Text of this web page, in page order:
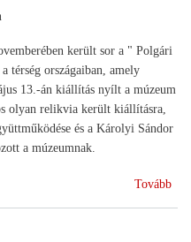
került sor a " Polgári
térség országaiban, amely
13.-án kiállítás nyílt a múzeum
olyan relikvia került kiállításra,
és a Károlyi Sándor
a múzeumnak.
Tovább